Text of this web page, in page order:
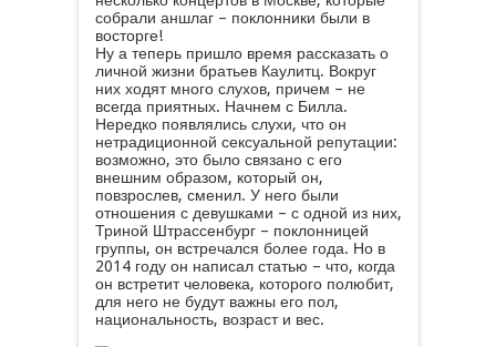
собрали аншлаг – поклонники были в
восторге!
Ну а теперь пришло время рассказать о
личной жизни братьев Каулитц. Вокруг
них ходят много слухов, причем – не
всегда приятных. Начнем с Билла.
Нередко появлялись слухи, что он
нетрадиционной сексуальной репутации:
возможно, это было связано с его
внешним образом, который он,
повзрослев, сменил. У него были
отношения с девушками – с одной из них,
Триной Штрассенбург – поклонницей
группы, он встречался более года. Но в
2014 году он написал статью – что, когда
он встретит человека, которого полюбит,
для него не будут важны его пол,
национальность, возраст и вес.